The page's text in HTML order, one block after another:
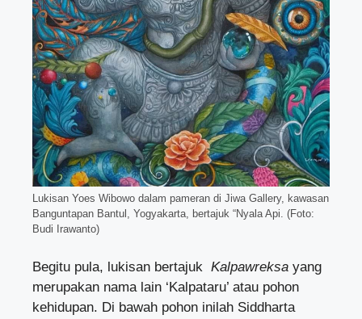
Lukisan Yoes Wibowo dalam pameran di Jiwa Gallery, kawasan
Banguntapan Bantul, Yogyakarta, bertajuk “Nyala Api. (Foto:
Budi Irawanto)
Begitu pula, lukisan bertajuk Kalpawreksa yang
merupakan nama lain ‘Kalpataru’ atau pohon
kehidupan. Di bawah pohon inilah Siddharta